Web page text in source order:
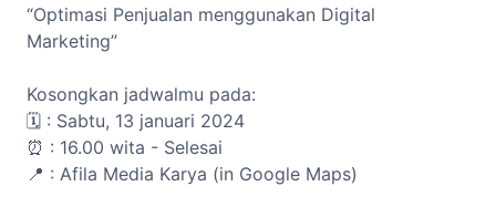
“Optimasi Penjualan menggunakan Digital
Marketing”
Kosongkan jadwalmu pada:
🗓️ : Sabtu, 13 januari 2024
⏰ : 16.00 wita - Selesai
📍 : Afila Media Karya (in Google Maps)